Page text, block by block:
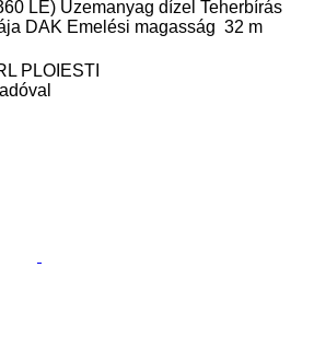
LE) Üzemanyag dízel Teherbírás
DAK Emelési magasság 32 m
PLOIESTI